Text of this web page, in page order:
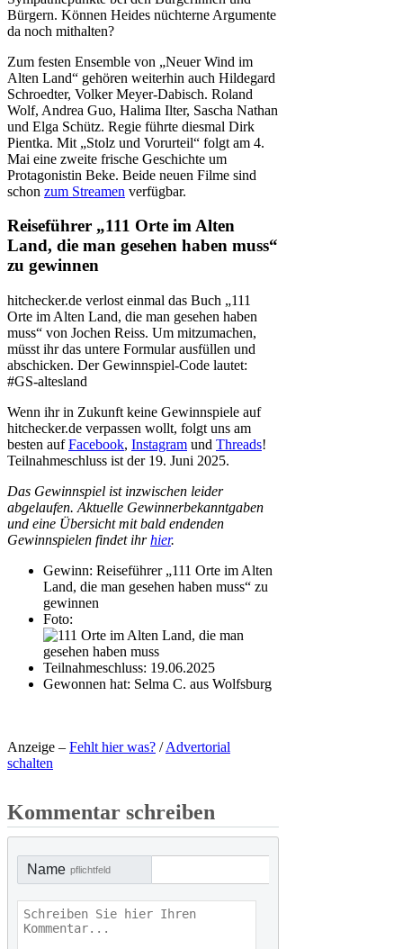
Bürgern. Können Heides nüchterne Argumente
da noch mithalten?
Zum festen Ensemble von „Neuer Wind im
Alten Land“ gehören weiterhin auch Hildegard
Schroedter, Volker Meyer-Dabisch. Roland
Wolf, Andrea Guo, Halima Ilter, Sascha Nathan
und Elga Schütz. Regie führte diesmal Dirk
Pientka. Mit „Stolz und Vorurteil“ folgt am 4.
Mai eine zweite frische Geschichte um
Protagonistin Beke. Beide neuen Filme sind
schon zum Streamen verfügbar.
Reiseführer „111 Orte im Alten
Land, die man gesehen haben muss“
zu gewinnen
hitchecker.de verlost einmal das Buch „111
Orte im Alten Land, die man gesehen haben
muss“ von Jochen Reiss. Um mitzumachen,
müsst ihr das untere Formular ausfüllen und
abschicken. Der Gewinnspiel-Code lautet:
#GS-altesland
Wenn ihr in Zukunft keine Gewinnspiele auf
hitchecker.de verpassen wollt, folgt uns am
besten aufFacebook, Instagram und Threads!
Teilnahmeschluss ist der 19. Juni 2025.
Das Gewinnspiel ist inzwischen leider
abgelaufen. Aktuelle Gewinnerbekanntgaben
und eine Übersicht mit bald endenden
Gewinnspielen findet ihrhier.
Gewinn: Reiseführer „111 Orte im Alten
Land, die man gesehen haben muss“ zu
gewinnen
Foto:
Teilnahmeschluss: 19.06.2025
Gewonnen hat: Selma C. aus Wolfsburg
Anzeige – Fehlt hier was? /Advertorial
schalten
Kommentar schreiben
Name pflichtfeld